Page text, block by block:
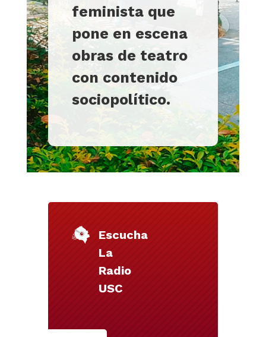
feminista que
pone en escena
obras de teatro
con contenido
sociopolítico.
Escucha
La
Radio
USC